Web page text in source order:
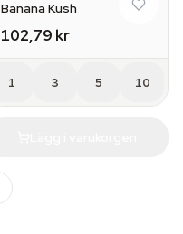
Banana Kush
102,79 kr
1 3 5 10